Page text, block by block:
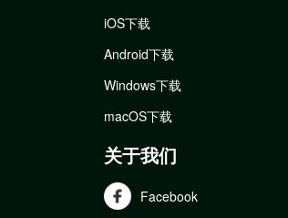
iOS下载
Android下载
Windows下载
macOS下载
关于我们
Facebook